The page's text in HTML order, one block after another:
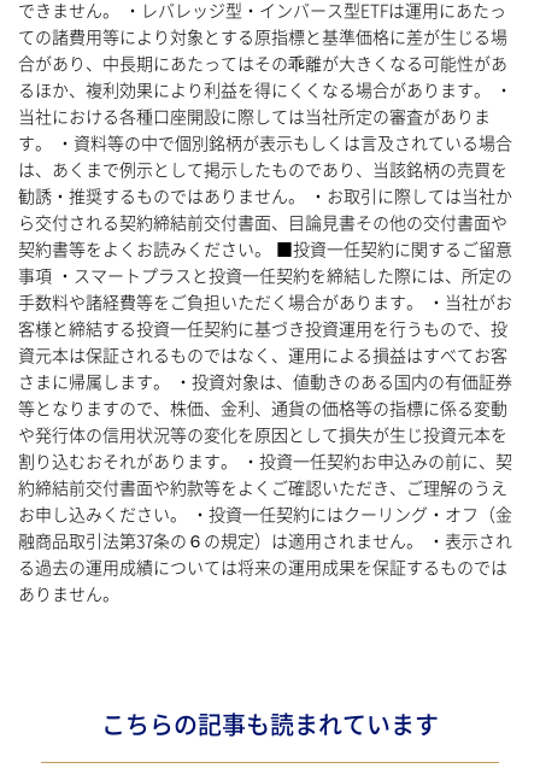
できません。 ・レバレッジ型・インバース型ETFは運用にあたっ
ての諸費用等により対象とする原指標と基準価格に差が生じる場
合があり、中長期にあたってはその乖離が大きくなる可能性があ
るほか、複利効果により利益を得にくくなる場合があります。 ・
当社における各種口座開設に際しては当社所定の審査がありま
す。 ・資料等の中で個別銘柄が表示もしくは言及されている場合
は、あくまで例示として掲示したものであり、当該銘柄の売買を
勧誘・推奨するものではありません。 ・お取引に際しては当社か
ら交付される契約締結前交付書面、目論見書その他の交付書面や
契約書等をよくお読みください。 ■投資一任契約に関するご留意
事項 ・スマートプラスと投資一任契約を締結した際には、所定の
手数料や諸経費等をご負担いただく場合があります。 ・当社がお
客様と締結する投資一任契約に基づき投資運用を行うもので、投
資元本は保証されるものではなく、運用による損益はすべてお客
さまに帰属します。 ・投資対象は、値動きのある国内の有価証券
等となりますので、株価、金利、通貨の価格等の指標に係る変動
や発行体の信用状況等の変化を原因として損失が生じ投資元本を
割り込むおそれがあります。 ・投資一任契約お申込みの前に、契
約締結前交付書面や約款等をよくご確認いただき、ご理解のうえ
お申し込みください。 ・投資一任契約にはクーリング・オフ（金
融商品取引法第37条の６の規定）は適用されません。 ・表示され
る過去の運用成績については将来の運用成果を保証するものでは
ありません。
こちらの記事も読まれています